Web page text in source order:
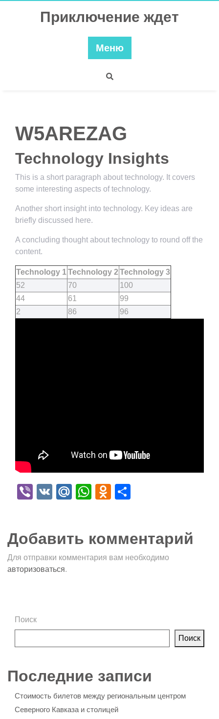
Приключение ждет
Меню
W5AREZAG
Technology Insights
This is a short paragraph about technology. It covers
some interesting aspects of technology.
Another short insight into technology. Key ideas are
briefly discussed here.
A concluding thought about technology to round off the
content.
Technology 1Technology 2 Technology 3
52
70
100
44
61
99
2
86 96
Viber
VK Mail.Ru
WhatsApp
Odnoklassniki
Добавить комментарий
Для отправки комментария вам необходимо
авторизоваться.
Поиск
Поиск
Последние записи
Стоимость билетов между региональным центром
Северного Кавказа и столицей